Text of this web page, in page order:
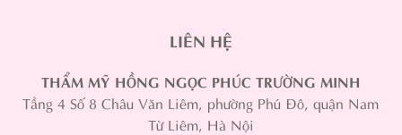
LIÊN HỆ
THẨM MỸ HỒNG NGỌC PHÚC TRƯỜNG MINH
Tầng 4 Số 8 Châu Văn Liêm, phường Phú Đô, quận Nam
Từ Liêm, Hà Nội